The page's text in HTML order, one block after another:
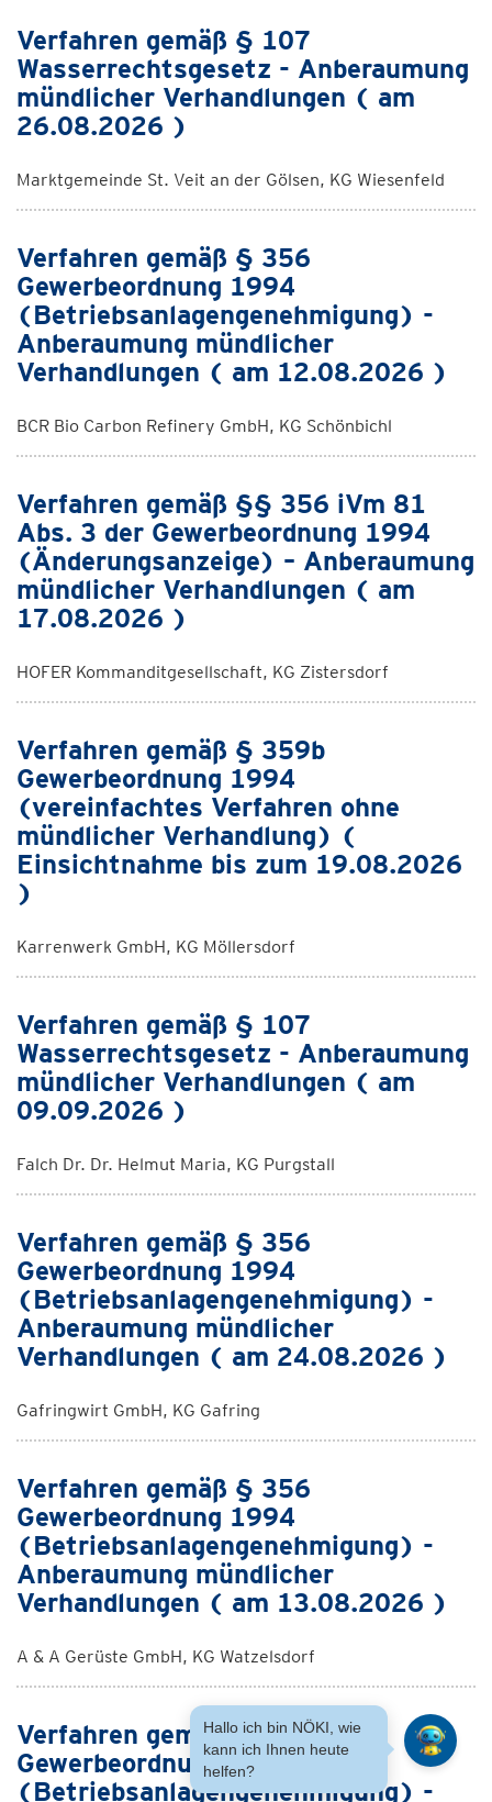
Verfahren gemäß § 107
Wasserrechtsgesetz - Anberaumung
mündlicher Verhandlungen ( am
26.08.2026 )
Marktgemeinde St. Veit an der Gölsen, KG Wiesenfeld
Verfahren gemäß § 356
Gewerbeordnung 1994
(Betriebsanlagengenehmigung) -
Anberaumung mündlicher
Verhandlungen ( am 12.08.2026 )
BCR Bio Carbon Refinery GmbH, KG Schönbichl
Verfahren gemäß §§ 356 iVm 81
Abs. 3 der Gewerbeordnung 1994
(Änderungsanzeige) – Anberaumung
mündlicher Verhandlungen ( am
17.08.2026 )
HOFER Kommanditgesellschaft, KG Zistersdorf
Verfahren gemäß § 359b
Gewerbeordnung 1994
(vereinfachtes Verfahren ohne
mündlicher Verhandlung) (
Einsichtnahme bis zum 19.08.2026
)
Karrenwerk GmbH, KG Möllersdorf
Verfahren gemäß § 107
Wasserrechtsgesetz - Anberaumung
mündlicher Verhandlungen ( am
09.09.2026 )
Falch Dr. Dr. Helmut Maria, KG Purgstall
Verfahren gemäß § 356
Gewerbeordnung 1994
(Betriebsanlagengenehmigung) -
Anberaumung mündlicher
Verhandlungen ( am 24.08.2026 )
Gafringwirt GmbH, KG Gafring
Verfahren gemäß § 356
Gewerbeordnung 1994
(Betriebsanlagengenehmigung) -
Anberaumung mündlicher
Verhandlungen ( am 13.08.2026 )
A & A Gerüste GmbH, KG Watzelsdorf
Verfahren gemäß § 356
Gewerbeordnung 1994
(Betriebsanlagengenehmigung) -
Hallo ich bin NÖKI, wie
kann ich Ihnen heute
helfen?